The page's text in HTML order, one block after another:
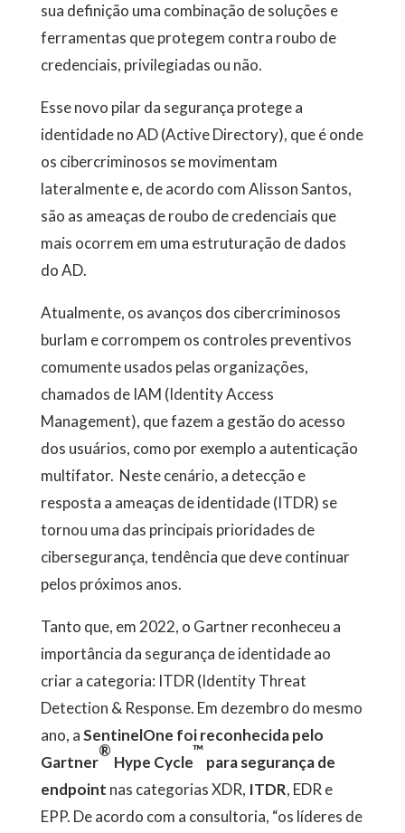
sua definição uma combinação de soluções e
ferramentas que protegem contra roubo de
credenciais, privilegiadas ou não.
Esse novo pilar da segurança protege a
identidade no AD (Active Directory), que é onde
os cibercriminosos se movimentam
lateralmente e, de acordo com Alisson Santos,
são as ameaças de roubo de credenciais que
mais ocorrem em uma estruturação de dados
do AD.
Atualmente, os avanços dos cibercriminosos
burlam e corrompem os controles preventivos
comumente usados pelas organizações,
chamados de IAM (Identity Access
Management), que fazem a gestão do acesso
dos usuários, como por exemplo a autenticação
multifator. Neste cenário, a detecção e
resposta a ameaças de identidade (ITDR) se
tornou uma das principais prioridades de
cibersegurança, tendência que deve continuar
pelos próximos anos.
Tanto que, em 2022, o Gartner reconheceu a
importância da segurança de identidade ao
criar a categoria: ITDR (Identity Threat
Detection & Response. Em dezembro do mesmo
ano, aSentinelOne foi reconhecida pelo
Gartner
®
Hype Cycle
™
para segurança de
endpoint nas categorias XDR, ITDR, EDR e
EPP. De acordo com a consultoria, “os líderes de